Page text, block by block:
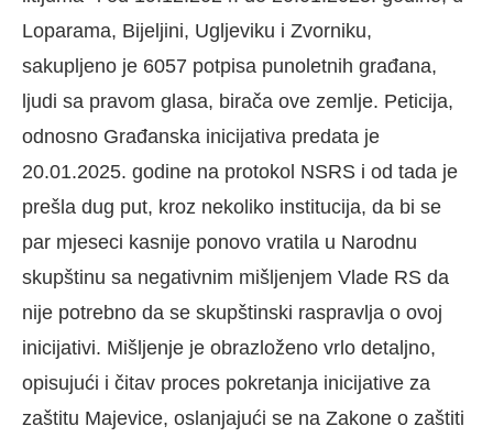
Loparama, Bijeljini, Ugljeviku i Zvorniku,
sakupljeno je 6057 potpisa punoletnih građana,
ljudi sa pravom glasa, birača ove zemlje. Peticija,
odnosno Građanska inicijativa predata je
20.01.2025. godine na protokol NSRS i od tada je
prešla dug put, kroz nekoliko institucija, da bi se
par mjeseci kasnije ponovo vratila u Narodnu
skupštinu sa negativnim mišljenjem Vlade RS da
nije potrebno da se skupštinski raspravlja o ovoj
inicijativi. Mišljenje je obrazloženo vrlo detaljno,
opisujući i čitav proces pokretanja inicijative za
zaštitu Majevice, oslanjajući se na Zakone o zaštiti